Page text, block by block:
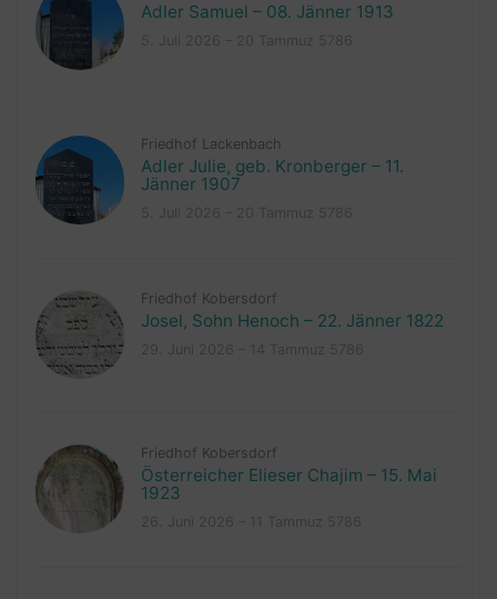
Adler Samuel – 08. Jänner 1913
Friedhof Lackenbach
Adler Julie, geb. Kronberger – 11.
Jänner 1907
Friedhof Kobersdorf
Josel, Sohn Henoch – 22. Jänner 1822
Friedhof Kobersdorf
Österreicher Elieser Chajim – 15. Mai
1923